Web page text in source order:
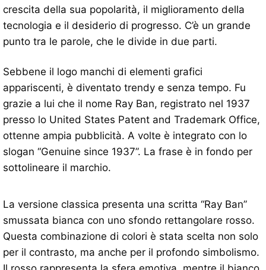
crescita della sua popolarità, il miglioramento della
tecnologia e il desiderio di progresso. C’è un grande
punto tra le parole, che le divide in due parti.
Sebbene il logo manchi di elementi grafici
appariscenti, è diventato trendy e senza tempo. Fu
grazie a lui che il nome Ray Ban, registrato nel 1937
presso lo United States Patent and Trademark Office,
ottenne ampia pubblicità. A volte è integrato con lo
slogan “Genuine since 1937”. La frase è in fondo per
sottolineare il marchio.
La versione classica presenta una scritta “Ray Ban”
smussata bianca con uno sfondo rettangolare rosso.
Questa combinazione di colori è stata scelta non solo
per il contrasto, ma anche per il profondo simbolismo.